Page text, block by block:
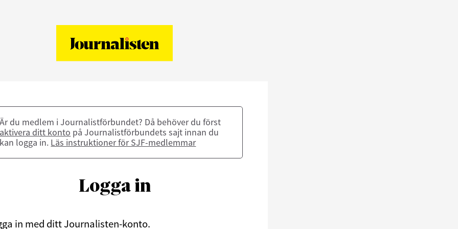
Är du medlem i Journalistförbundet? Då behöver du först
aktivera ditt konto på Journalistförbundets sajt innan du
kan logga in. Läs instruktioner för SJF-medlemmar
Logga in
in med ditt Journalisten-konto.